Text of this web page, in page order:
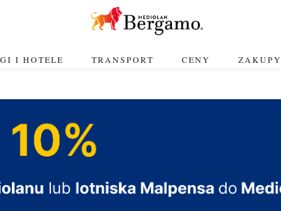
I HOTELE TRANSPORT CENY ZAKUPY